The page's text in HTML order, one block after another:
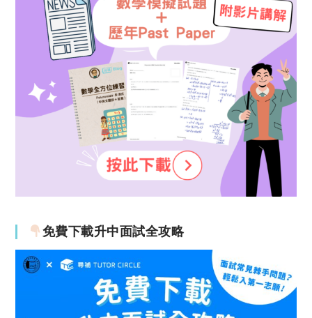
免費下載升中面試全攻略